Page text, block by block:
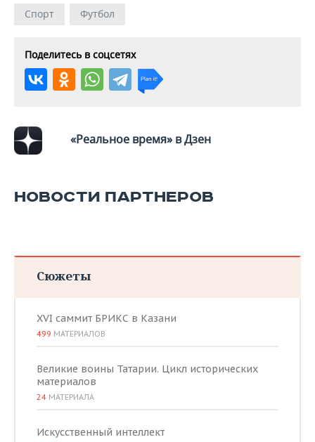
ХОККЕЙ С МЯЧОМ
ПРОИСШЕСТВИЯ
Спорт Футбол
Поделитесь в соцсетях
«Реальное время» в Дзен
НОВОСТИ ПАРТНЕРОВ
Сюжеты
XVI саммит БРИКС в Казани
499 МАТЕРИАЛОВ
Великие воины Татарии. Цикл исторических
материалов
24 МАТЕРИАЛА
Искусственный интеллект